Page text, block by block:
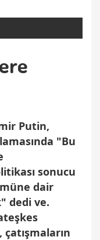
Putin,
"Bu
sonucu
dair
dedi ve.